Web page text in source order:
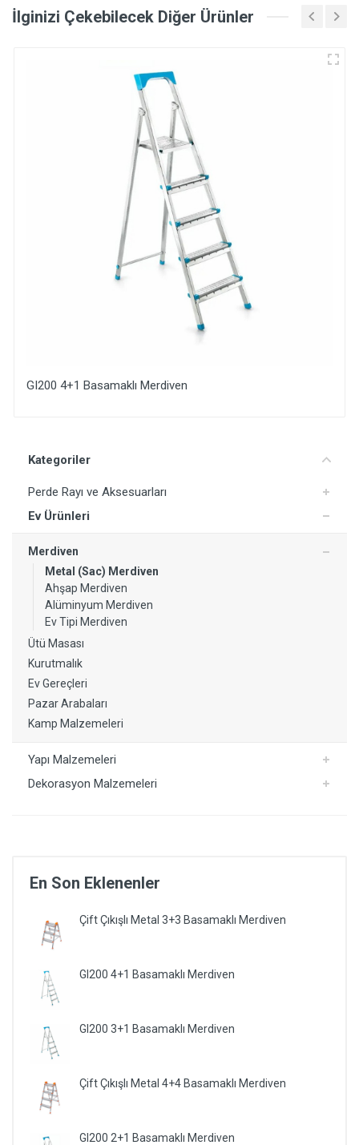
Kategoriler
Perde Rayı ve Aksesuarları
Ev Ürünleri
Merdiven
Metal (Sac) Merdiven
Ahşap Merdiven
Alüminyum Merdiven
Ev Tipi Merdiven
Ütü Masası
Kurutmalık
Ev Gereçleri
Pazar Arabaları
Kamp Malzemeleri
Yapı Malzemeleri
Dekorasyon Malzemeleri
En Son Eklenenler
Çift Çıkışlı Metal 3+3 Basamaklı Merdiven
GI200 4+1 Basamaklı Merdiven
GI200 3+1 Basamaklı Merdiven
Çift Çıkışlı Metal 4+4 Basamaklı Merdiven
GI200 2+1 Basamaklı Merdiven
İlginizi Çekebilecek Diğer Ürünler
GI200 4+1 Basamaklı Merdiven